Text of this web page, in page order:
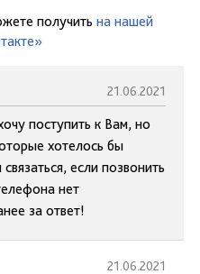
получить на нашей
21.06.2021
поступить к Вам, но
хотелось бы
если позвонить
нет
за ответ!
21.06.2021